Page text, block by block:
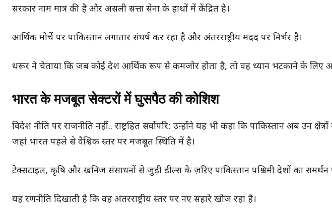
सरकार नाम मात्र की है और असली सत्ता सेना के हाथों में केंद्रित है।
आर्थिक मोर्चे पर पाकिस्तान लगातार संघर्ष कर रहा है और अंतरराष्ट्रीय मदद पर निर्भर है।
थरूर ने चेताया कि जब कोई देश आर्थिक रूप से कमजोर होता है, तो वह ध्यान भटकाने के
भारत के मजबूत सेक्टरों में घुसपैठ की कोशिश
विदेश नीति पर राजनीति नहीं.. राष्ट्रहित सर्वोपरि: उन्होंने यह भी कहा कि पाकिस्तान अब उन
जहां भारत पहले से वैश्विक स्तर पर मजबूत स्थिति में है।
टेक्सटाइल, कृषि और खनिज संसाधनों से जुड़ी डील्स के ज़रिए पाकिस्तान पश्चिमी देशों का समर्थन
यह रणनीति दिखाती है कि वह अंतरराष्ट्रीय स्तर पर नए सहारे खोज रहा है।